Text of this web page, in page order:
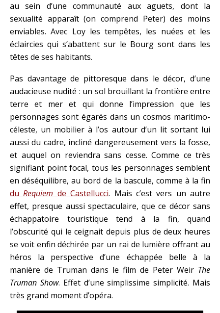
au sein d’une communauté aux aguets, dont la
sexualité apparaît (on comprend Peter) des moins
enviables. Avec Loy les tempêtes, les nuées et les
éclaircies qui s’abattent sur le Bourg sont dans les
têtes de ses habitants.
Pas davantage de pittoresque dans le décor, d’une
audacieuse nudité : un sol brouillant la frontière entre
terre et mer et qui donne l’impression que les
personnages sont égarés dans un cosmos maritimo-
céleste, un mobilier à l’os autour d’un lit sortant lui
aussi du cadre, incliné dangereusement vers la fosse,
et auquel on reviendra sans cesse. Comme ce très
signifiant point focal, tous les personnages semblent
en déséquilibre, au bord de la bascule, comme à la fin
du Requiem de Castellucci. Mais c’est vers un autre
effet, presque aussi spectaculaire, que ce décor sans
échappatoire touristique tend à la fin, quand
l’obscurité qui le ceignait depuis plus de deux heures
se voit enfin déchirée par un rai de lumière offrant au
héros la perspective d’une échappée belle à la
manière de Truman dans le film de Peter Weir The
Truman Show. Effet d’une simplissime simplicité. Mais
très grand moment d’opéra.